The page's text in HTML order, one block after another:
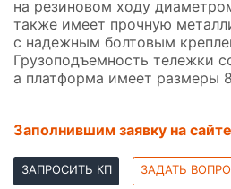
на резиновом ходу
также имеет прочную
с надежным болтовым
Грузоподъемность тележки
а платформа имеет размеры
Заполнившим заявку на
ЗАПРОСИТЬ КП ЗАДАТЬ